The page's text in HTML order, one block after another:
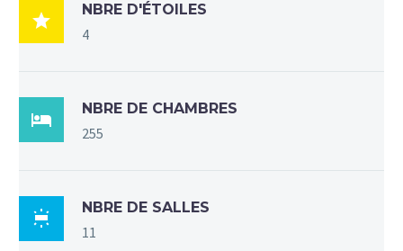

NBRE D'ÉTOILES
4

NBRE DE CHAMBRES
255

NBRE DE SALLES
11